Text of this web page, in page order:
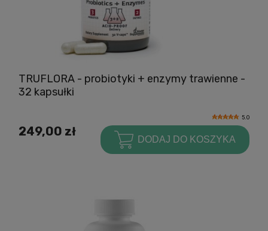
TRUFLORA - probiotyki + enzymy trawienne -
32 kapsułki
5.0
249,00 zł
DODAJ DO KOSZYKA